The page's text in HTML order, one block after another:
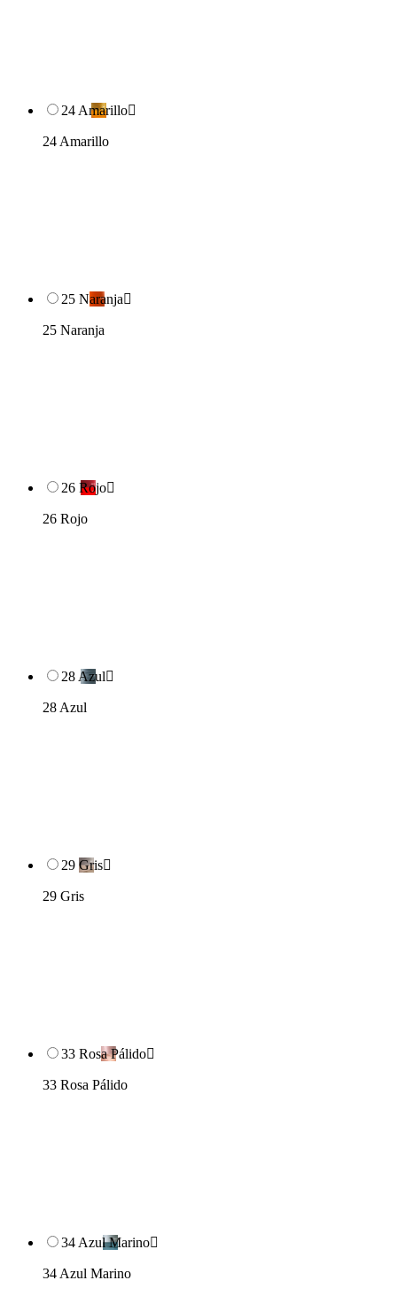
24 Amarillo
24 Amarillo
25 Naranja
25 Naranja
26 Rojo
26 Rojo
28 Azul
28 Azul
29 Gris
29 Gris
33 Rosa Pálido
33 Rosa Pálido
34 Azul Marino
34 Azul Marino